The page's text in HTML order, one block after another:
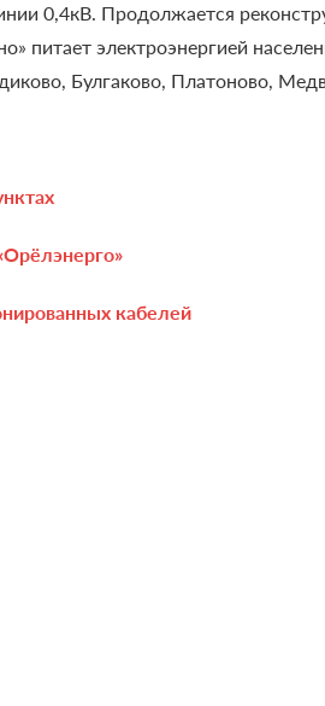
0,4кВ. Продолжается
электроэнергией
Булгаково, Платоново,
кабелей